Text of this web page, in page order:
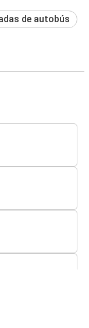
de autobús